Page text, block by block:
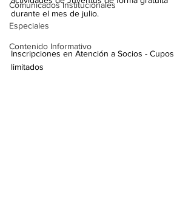
Comunicados Institucionales
Especiales
Contenido Informativo
durante el mes de julio.
Inscripciones en Atención a Socios - Cupos
limitados